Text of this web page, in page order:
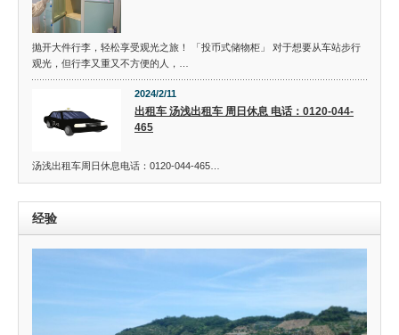
抛开大件行李，轻松享受观光之旅！ 「投币式储物柜」 对于想要从车站步行
观光，但行李又重又不方便的人，…
2024/2/11
出租车 汤浅出租车 周日休息 电话：0120-044-
465
汤浅出租车周日休息电话：0120-044-465…
经验